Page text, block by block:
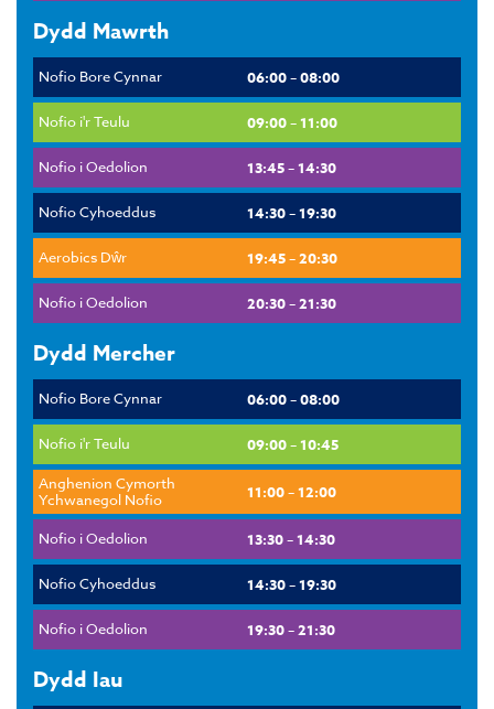
Dydd Mawrth
Nofio Bore Cynnar 06:00 – 08:00
Nofio i'r Teulu 09:00 – 11:00
Nofio i Oedolion 13:45 – 14:30
Nofio Cyhoeddus 14:30 – 19:30
Aerobics Dŵr 19:45 – 20:30
Nofio i Oedolion 20:30 – 21:30
Dydd Mercher
Nofio Bore Cynnar 06:00 – 08:00
Nofio i'r Teulu
09:00 – 10:45
Anghenion Cymorth
Ychwanegol Nofio
11:00 – 12:00
Nofio i Oedolion 13:30 – 14:30
Nofio Cyhoeddus 14:30 – 19:30
Nofio i Oedolion 19:30 – 21:30
Dydd Iau